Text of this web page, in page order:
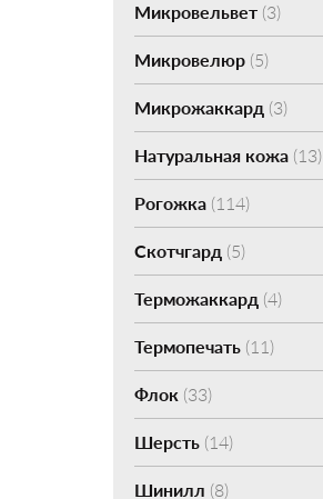
Микровельвет(3)
Микровелюр(5)
Микрожаккард (3)
Натуральная кожа(13)
Рогожка(114)
Скотчгард (5)
Терможаккард (4)
Термопечать(11)
Флок (33)
Шерсть(14)
Шинилл (8)